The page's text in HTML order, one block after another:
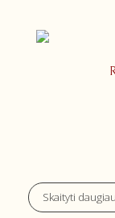
Skaityti daugiau